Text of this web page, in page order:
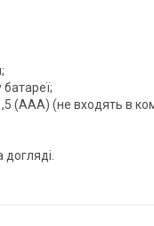
батареї;
(AAA) (не входять в
догляді.